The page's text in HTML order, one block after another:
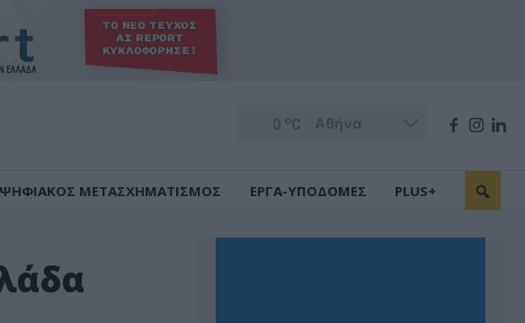
0 oC
ΨΗΦΙΑΚΟΣ ΜΕΤΑΣΧΗΜΑΤΙΣΜΟΣ ΕΡΓΑ-ΥΠΟΔΟΜΕΣ PLUS+